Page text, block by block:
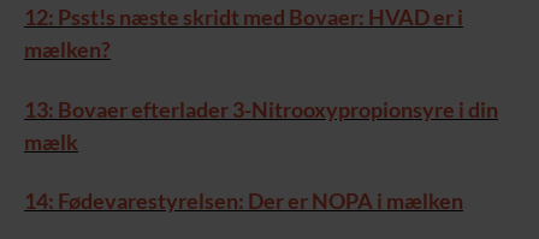
12: Psst!s næste skridt med Bovaer: HVAD er i
mælken?
13: Bovaer efterlader 3-Nitrooxypropionsyre i din
mælk
14: Fødevarestyrelsen: Der er NOPA i mælken